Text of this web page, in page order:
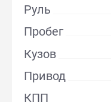
Руль
Пробег
Кузов
Привод
КПП